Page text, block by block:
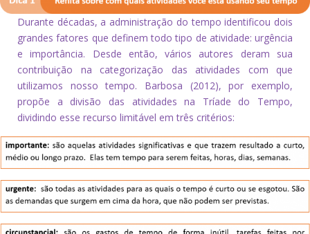
Durante décadas, a administração do tempo identificou dois
grandes fatores que definem todo tipo de atividade: urgência
e importância. Desde então, vários autores deram sua
contribuição na categorização das atividades com que
utilizamos nosso tempo. Barbosa (2012), por exemplo,
propõe a divisão das atividades na Tríade do Tempo,
dividindo esse recurso limitável em três critérios: